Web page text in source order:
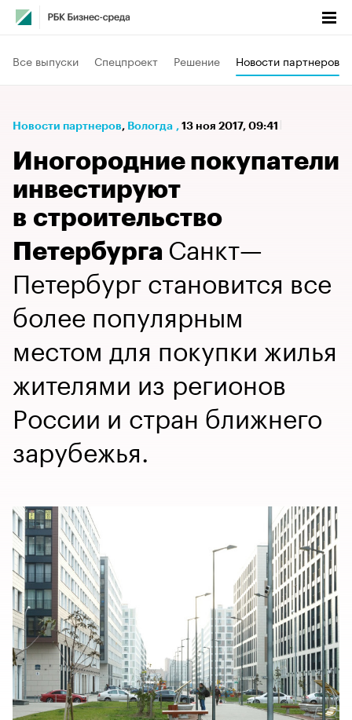
Все выпуски Спецпроект Решение Новости партнеров
Новости партнеров⁠, Вологда , 13 ноя 2017, 09:41
Иногородние покупатели
инвестируют
в строительство
Петербурга Санкт—
Петербург становится все
более популярным
местом для покупки жилья
жителями из регионов
России и стран ближнего
зарубежья.